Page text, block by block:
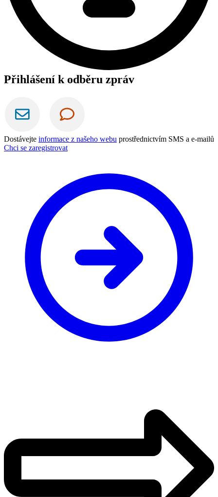
Přihlášení k odběru zpráv
Dostávejte informace z našeho webu prostřednictvím SMS a e-mailů
Chci se zaregistrovat